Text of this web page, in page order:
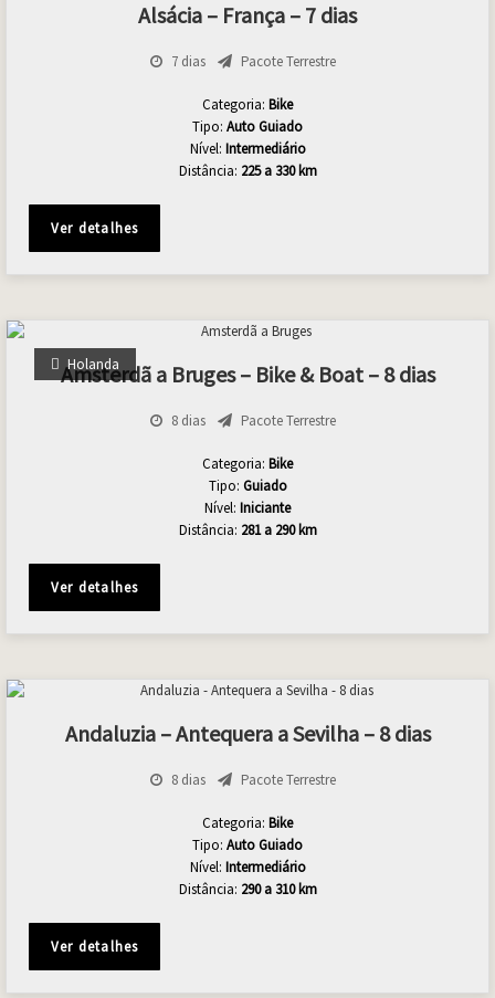
Alsácia – França – 7 dias
7 dias Pacote Terrestre
Categoria: Bike
Tipo: AutoGuiado
Nível: Intermediário
Distância: 225 a 330 km
Ver detalhes
Holanda
Amsterdã a Bruges – Bike & Boat – 8 dias
8 dias Pacote Terrestre
Categoria: Bike
Tipo: Guiado
Nível: Iniciante
Distância: 281 a 290 km
Ver detalhes
Andaluzia – Antequera a Sevilha – 8 dias
8 dias Pacote Terrestre
Categoria: Bike
Tipo: Auto Guiado
Nível: Intermediário
Distância: 290 a 310 km
Ver detalhes